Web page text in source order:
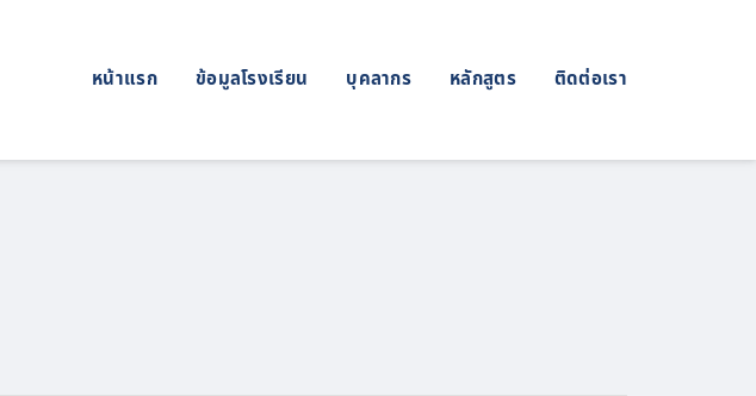
หน้าแรก ข้อมูลโรงเรียน บุคลากร หลักสูตร ติดต่อเรา